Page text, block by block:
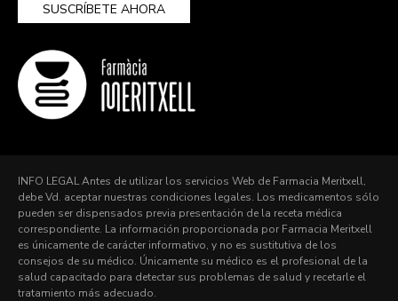
SUSCRÍBETE AHORA
INFO LEGAL Antes de utilizar los servicios Web de Farmacia Meritxell,
debe Vd. aceptar nuestras condiciones legales. Los medicamentos sólo
pueden ser dispensados previa presentación de la receta médica
correspondiente. La información proporcionada por Farmacia Meritxell
es únicamente de carácter informativo, y no es sustitutiva de los
consejos de su médico. Únicamente su médico es el profesional de la
salud capacitado para detectar sus problemas de salud y recetarle el
tratamiento más adecuado.